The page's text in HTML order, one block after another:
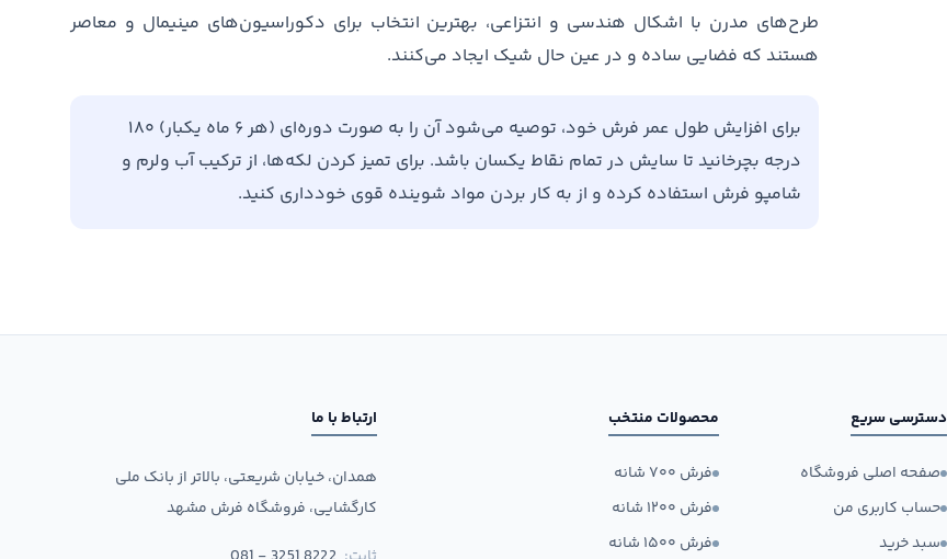
طرح‌های مدرن با اشکال هندسی و انتزاعی، بهترین انتخاب برای دکوراسیون‌های مینیمال و معاصر
هستند که فضایی ساده و در عین حال شیک ایجاد می‌کنند.
برای افزایش طول عمر فرش خود، توصیه می‌شود آن را به صورت دوره‌ای (هر ۶ ماه یکبار) ۱۸۰
درجه بچرخانید تا سایش در تمام نقاط یکسان باشد. برای تمیز کردن لکه‌ها، از ترکیب آب ولرم و
شامپو فرش استفاده کرده و از به کار بردن مواد شوینده قوی خودداری کنید.
دسترسی سریع
صفحه اصلی فروشگاه
حساب کاربری من
سبد خرید
محصولات منتخب
فرش ۷۰۰ شانه
فرش ۱۲۰۰ شانه
فرش ۱۵۰۰ شانه
ارتباط با ما
همدان، خیابان شریعتی، بالاتر از بانک ملی
کارگشایی، فروشگاه فرش مشهد